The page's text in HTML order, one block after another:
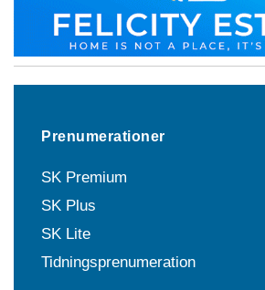
Prenumerationer
SK Premium
SK Plus
SK Lite
Tidningsprenumeration